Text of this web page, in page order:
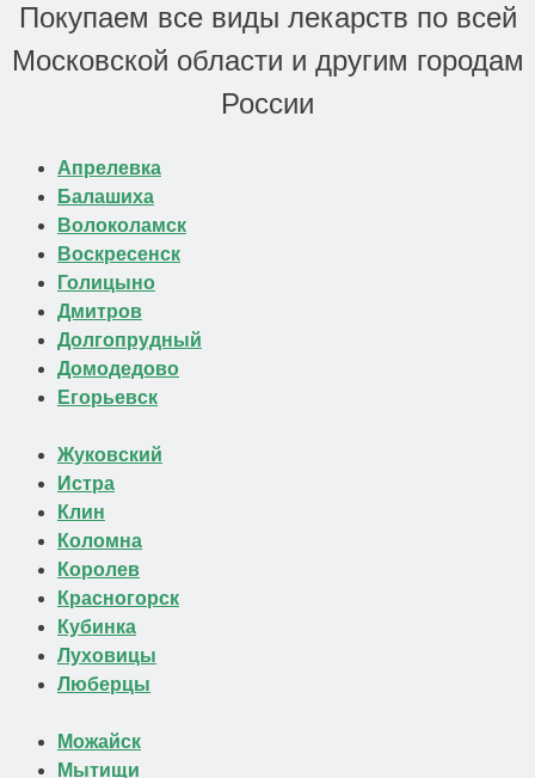
Покупаем все виды лекарств по всей
Московской области и другим городам
России
Апрелевка
Балашиха
Волоколамск
Воскресенск
Голицыно
Дмитров
Долгопрудный
Домодедово
Егорьевск
Жуковский
Истра
Клин
Коломна
Королев
Красногорск
Кубинка
Луховицы
Люберцы
Можайск
Мытищи